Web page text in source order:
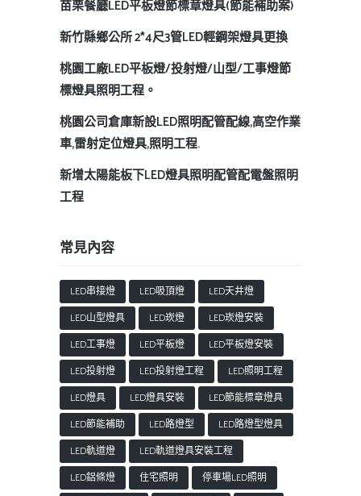
苗栗餐廳LED平板燈節標章燈具(節能補助案)
新竹縣鄉公所 2*4尺3管LED輕鋼架燈具更換
桃園工廠LED平板燈/投射燈/山型/工事燈節
標燈具照明工程。
桃園公司倉庫新設LED照明配管配線,高空作業
車,雷射定位燈具,照明工程.
新增太陽能板下LED燈具照明配管配電盤照明
工程
常見內容
LED串接燈 LED吸頂燈
LED天井燈
LED山型燈具
LED崁燈
LED崁燈安裝
LED工事燈
LED平板燈
LED平板燈安裝
LED投射燈
LED投射燈工程
LED照明工程
LED燈具
LED燈具安裝
LED節能標章燈具
LED節能補助
LED路燈型
LED路燈型燈具
LED軌道燈
LED軌道燈具安裝工程
LED鋁條燈
住宅照明
停車場LED照明